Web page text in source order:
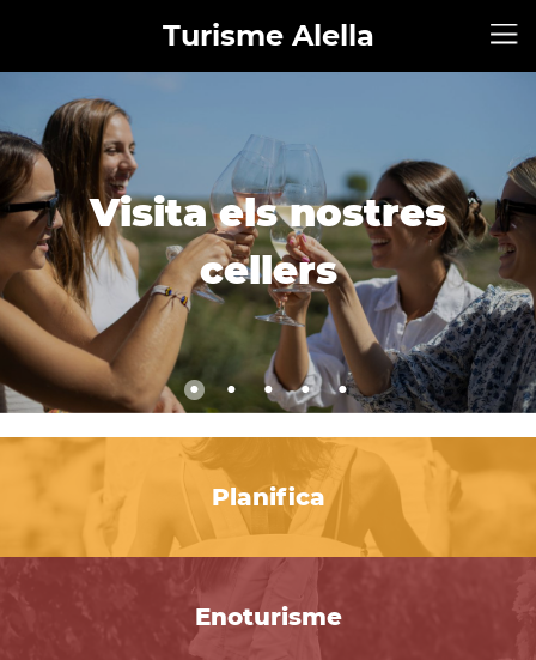
Turisme Alella
Visita els nostres
cellers
Juga a l'escaperoom
a l'aire lliure del
municipi
Planifica
Enoturisme